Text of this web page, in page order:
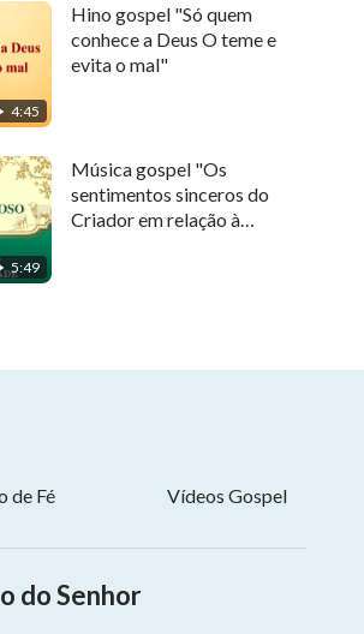
4:45
Hino gospel "Só quem
conhece a Deus O teme e
evita o mal"
5:49
Música gospel "Os
sentimentos sinceros do
Criador em relação à
de Fé Vídeos Gospel
do Senhor